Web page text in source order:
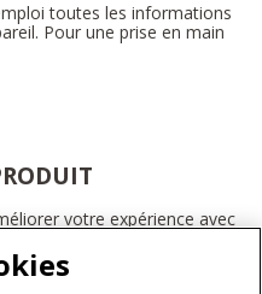
toutes les informations
Pour une prise en main
votre expérience avec
exclusives, recevoir des
encore.